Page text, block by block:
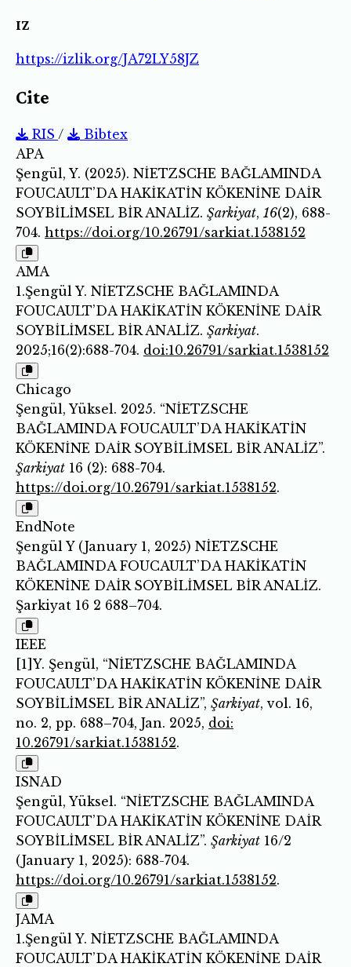
IZ
https://izlik.org/JA72LY58JZ
Cite
RIS /
Bibtex
APA
Şengül, Y. (2025). NİETZSCHE BAĞLAMINDA
FOUCAULT’DA HAKİKATİN KÖKENİNE DAİR
SOYBİLİMSEL BİR ANALİZ. Şarkiyat, 16(2), 688-
704. https://doi.org/10.26791/sarkiat.1538152
AMA
1.Şengül Y. NİETZSCHE BAĞLAMINDA
FOUCAULT’DA HAKİKATİN KÖKENİNE DAİR
SOYBİLİMSEL BİR ANALİZ. Şarkiyat.
2025;16(2):688-704. doi:10.26791/sarkiat.1538152
Chicago
Şengül, Yüksel. 2025. “NİETZSCHE
BAĞLAMINDA FOUCAULT’DA HAKİKATİN
KÖKENİNE DAİR SOYBİLİMSEL BİR ANALİZ”.
Şarkiyat 16 (2): 688-704.
https://doi.org/10.26791/sarkiat.1538152.
EndNote
Şengül Y (January 1, 2025) NİETZSCHE
BAĞLAMINDA FOUCAULT’DA HAKİKATİN
KÖKENİNE DAİR SOYBİLİMSEL BİR ANALİZ.
Şarkiyat 16 2 688–704.
IEEE
[1]Y. Şengül, “NİETZSCHE BAĞLAMINDA
FOUCAULT’DA HAKİKATİN KÖKENİNE DAİR
SOYBİLİMSEL BİR ANALİZ”, Şarkiyat, vol. 16,
no. 2, pp. 688–704, Jan. 2025, doi:
10.26791/sarkiat.1538152.
ISNAD
Şengül, Yüksel. “NİETZSCHE BAĞLAMINDA
FOUCAULT’DA HAKİKATİN KÖKENİNE DAİR
SOYBİLİMSEL BİR ANALİZ”. Şarkiyat 16/2
(January 1, 2025): 688-704.
https://doi.org/10.26791/sarkiat.1538152.
JAMA
1.Şengül Y. NİETZSCHE BAĞLAMINDA
FOUCAULT’DA HAKİKATİN KÖKENİNE DAİR